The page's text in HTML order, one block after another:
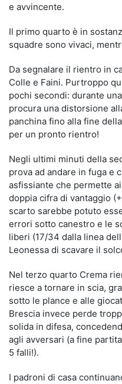
e avvincente.
Il primo quarto è in
squadre sono vivaci,
Da segnalare il rientro in
Colle e Faini. Purtroppo
pochi secondi: durante
procura una distorsione
panchina fino alla fine
per un pronto rientro!
Negli ultimi minuti della
prova ad andare in fuga e
asfissiante che permette
doppia cifra di vantaggio
scarto sarebbe potuto
errori sotto canestro e le
liberi (17/34 dalla linea
Leonessa di scavare il
Nel terzo quarto Crema
riesce a tornare in scia,
sotto le plance e alle
Brescia invece perde
solida in difesa,
agli avversari (a fine
5 falli!).
I padroni di casa